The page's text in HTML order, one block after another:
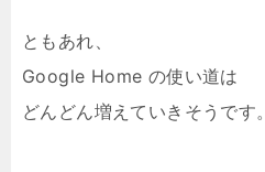
ともあれ、
Google Home の使い道は
どんどん増えていきそうです。